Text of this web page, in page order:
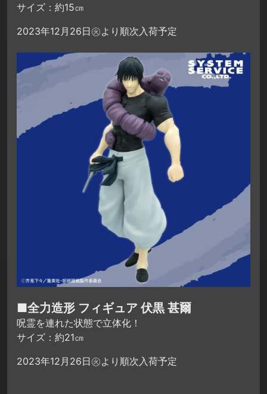
サイズ：約15㎝
2023年12月26日㊋より順次入荷予定
■全力造形 フィギュア 伏黒 甚爾
呪霊を連れた状態で立体化！
サイズ：約21㎝
2023年12月26日㊋より順次入荷予定